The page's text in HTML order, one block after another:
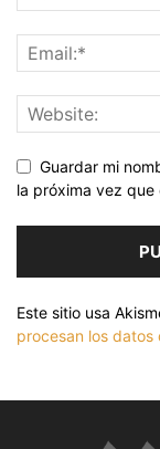
Guardar mi
la próxima vez que
Este sitio usa
procesan los datos